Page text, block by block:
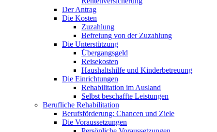
Der Antrag
Die Kosten
Zuzahlung
Befreiung von der Zuzahlung
Die Unterstützung
Übergangsgeld
Reisekosten
Haushaltshilfe und Kinderbetreuung
Die Einrichtungen
Rehabilitation im Ausland
Selbst beschaffte Leistungen
Berufliche Rehabilitation
Berufsförderung: Chancen und Ziele
Die Voraussetzungen